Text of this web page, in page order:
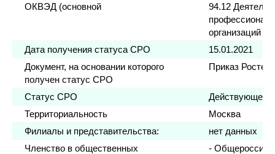
ОКВЭД (основной
94.12
организаций
Дата получения статуса СРО
15.01.2021
Документ, на основании которого
получен статус СРО
Приказ
Статус СРО
Действующее
Территориальность
Москва
Филиалы и представительства:
нет данных
Членство в общественных
-